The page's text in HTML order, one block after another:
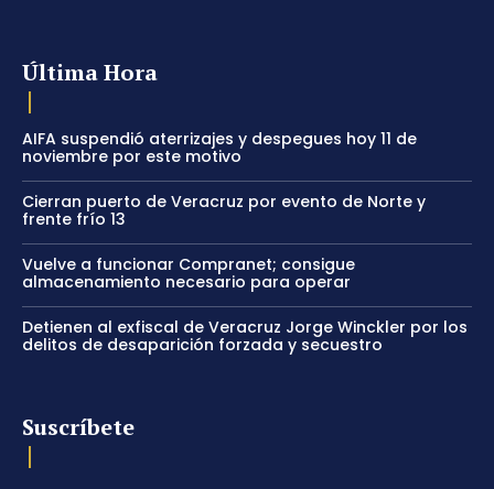
Última Hora
AIFA suspendió aterrizajes y despegues hoy 11 de
noviembre por este motivo
Cierran puerto de Veracruz por evento de Norte y
frente frío 13
Vuelve a funcionar Compranet; consigue
almacenamiento necesario para operar
Detienen al exfiscal de Veracruz Jorge Winckler por los
delitos de desaparición forzada y secuestro
Suscríbete